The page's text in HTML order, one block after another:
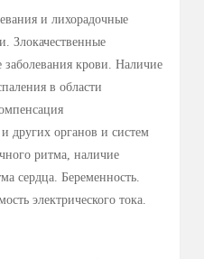
физиотерапевтический
аппарат, который
ток, силой тока
используются
лечении заболеваний
при лечении заболеваний